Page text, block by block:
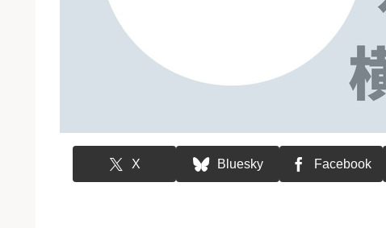
X Bluesky Facebook